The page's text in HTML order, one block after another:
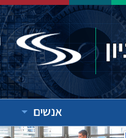
אנשים